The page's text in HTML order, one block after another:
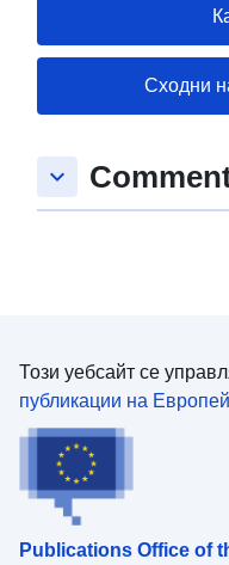
достъп:
Сходни
keyboard_arrow_down
Този уебсайт се
публикации на
Publications Office of